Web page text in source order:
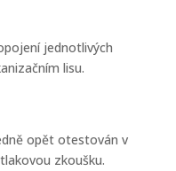
jednotlivých
lisu.
opět otestován v
zkoušku.